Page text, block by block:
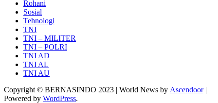
Rohani
Sosial
Tehnologi
TNI
TNI – MILITER
TNI – POLRI
TNI AD
TNI AL
TNI AU
Copyright © BERNASINDO 2023 | World News by Ascendoor|
Powered by WordPress.